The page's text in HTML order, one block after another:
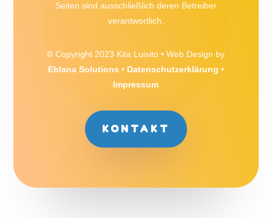
Seiten sind ausschließlich deren Betreiber
verantwortlich.
©Copyright 2023 Kita Luisito • Web Design by
Eblana Solutions • Datenschutzerklärung •
Impressum
KONTAKT